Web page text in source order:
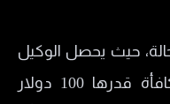
حيث يحصل الوكيل
أو الـ IP التابع للشركة على مكافأة قدرها 100 دولار